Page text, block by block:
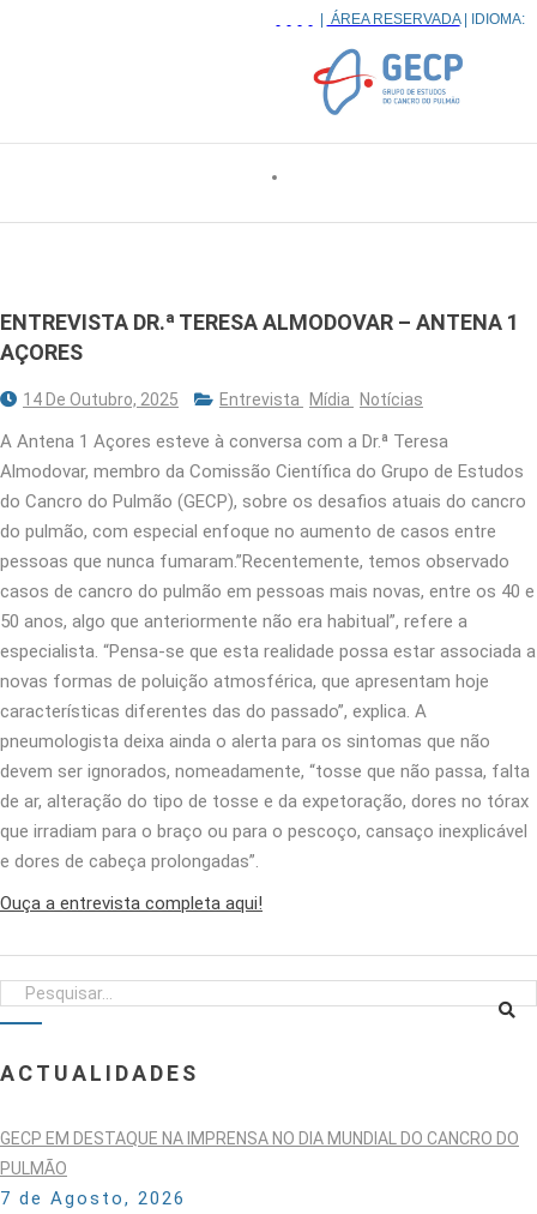
ÁREA RESERVADA| IDIOMA:
ENTREVISTA DR.ª TERESA ALMODOVAR – ANTENA 1
AÇORES
14 De Outubro, 2025 Entrevista Mídia Notícias
A Antena 1 Açores esteve à conversa com a Dr.ª Teresa
Almodovar, membro da Comissão Científica do Grupo de Estudos
do Cancro do Pulmão (GECP), sobre os desafios atuais do cancro
do pulmão, com especial enfoque no aumento de casos entre
pessoas que nunca fumaram.”Recentemente, temos observado
casos de cancro do pulmão em pessoas mais novas, entre os 40 e
50 anos, algo que anteriormente não era habitual”, refere a
especialista. “Pensa-se que esta realidade possa estar associada a
novas formas de poluição atmosférica, que apresentam hoje
características diferentes das do passado”, explica. A
pneumologista deixa ainda o alerta para os sintomas que não
devem ser ignorados, nomeadamente, “tosse que não passa, falta
de ar, alteração do tipo de tosse e da expetoração, dores no tórax
que irradiam para o braço ou para o pescoço, cansaço inexplicável
e dores de cabeça prolongadas”.
Ouça a entrevista completa aqui!
ACTUALIDADES
GECP EM DESTAQUE NA IMPRENSA NO DIA MUNDIAL DO CANCRO DO
PULMÃO
7 de Agosto, 2026